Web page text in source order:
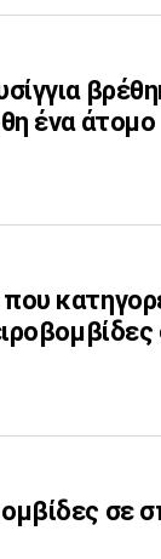
ένα άτομο
σε